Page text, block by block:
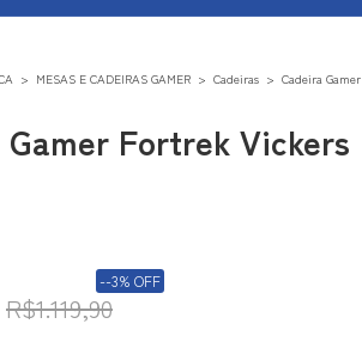
> MESAS E CADEIRAS GAMER > Cadeiras > Cadeira Gamer
Fortrek Vickers
--3% OFF
R$1.119,90